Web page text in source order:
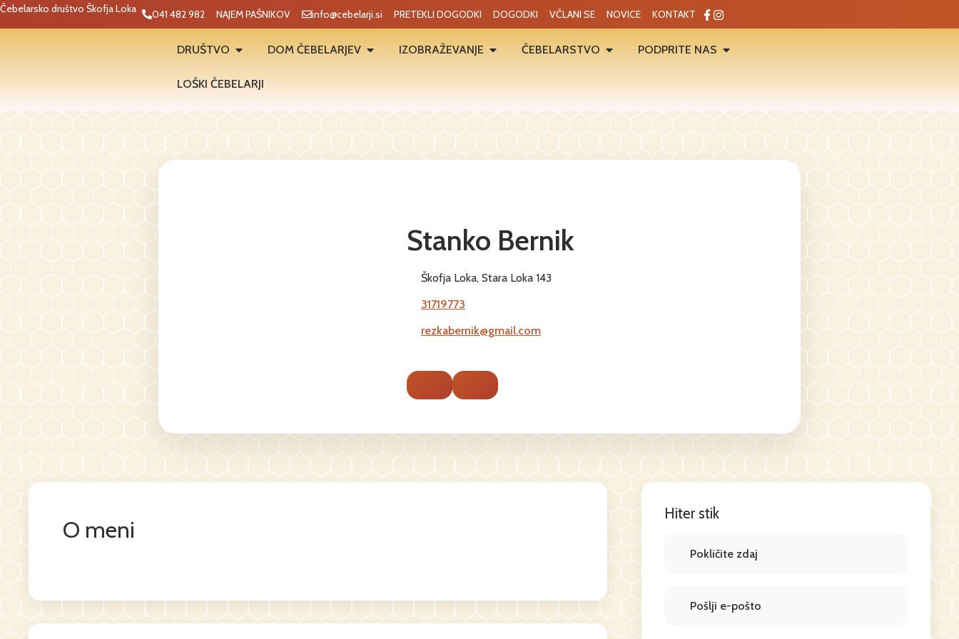
Čebelarsko društvo Škofja Loka 041 482 982 NAJEM PAŠNIKOV info@cebelarji.si PRETEKLI DOGODKI DOGODKI VČLANI SE NOVICE KONTAKT
DRUŠTVO DOM ČEBELARJEV IZOBRAŽEVANJE ČEBELARSTVO PODPRITE NAS
LOŠKI ČEBELARJI
Stanko Bernik
Škofja Loka, Stara Loka 143
31719773
rezkabernik@gmail.com
O meni
Hiter stik
Pokličite zdaj
Pošlji e-pošto